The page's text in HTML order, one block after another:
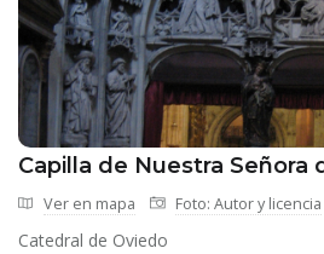
Capilla de Nuestra Señora
Ver en mapa Foto: Autor y licencia
Catedral de Oviedo